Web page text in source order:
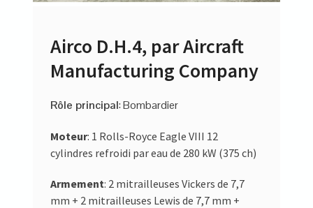
Airco D.H.4, par Aircraft
Manufacturing Company
Rôle principal: Bombardier
Moteur: 1 Rolls-Royce Eagle VIII 12
cylindres refroidi par eau de 280 kW (375 ch)
Armement: 2 mitrailleuses Vickers de 7,7
mm + 2 mitrailleuses Lewis de 7,7 mm +